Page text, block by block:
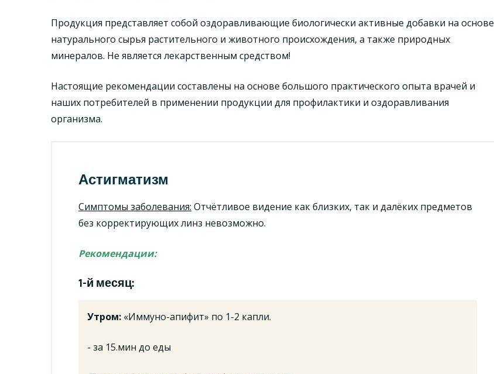
Продукция представляет собой оздоравливающие биологически активные добавки на основе
натурального сырья растительного и животного происхождения, а также природных
минералов. Не является лекарственным средством!
Настоящие рекомендации составлены на основе большого практического опыта врачей и
наших потребителей в применении продукции для профилактики и оздоравливания
организма.
Астигматизм
Симптомы заболевания: Отчётливое видение как близких, так и далёких предметов
без корректирующих линз невозможно.
Рекомендации:
1-й месяц:
Утром: «Иммуно-апифит» по 1-2 капли.
- за 15.мин до еды